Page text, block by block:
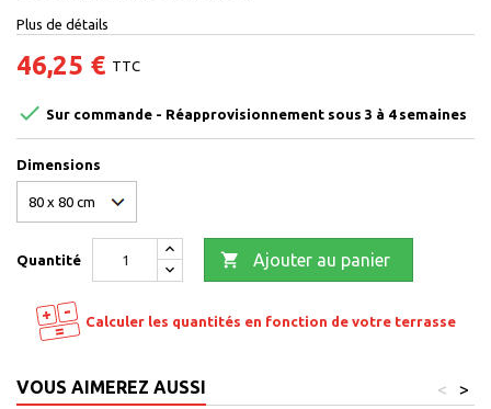
Plus de détails
46,25 € TTC
 Sur commande - Réapprovisionnement sous 3 à 4 semaines
Dimensions
Quantité  Ajouter au panier
Calculer les quantités en fonction de votre terrasse
VOUS AIMEREZ AUSSI >
<